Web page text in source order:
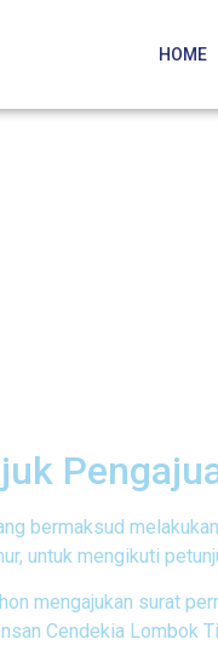
HOME
bermaksud
untuk mengikuti
mengajukan surat
Cendekia Lombok